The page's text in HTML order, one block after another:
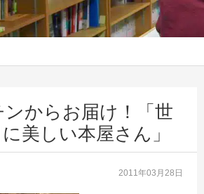
からお届け！「世
美しい本屋さん」
2011年03月28日